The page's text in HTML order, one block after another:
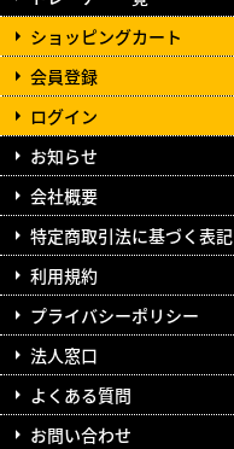
ショッピングカート
会員登録
ログイン
お知らせ
会社概要
特定商取引法に基づく表記
利用規約
プライバシーポリシー
法人窓口
よくある質問
お問い合わせ